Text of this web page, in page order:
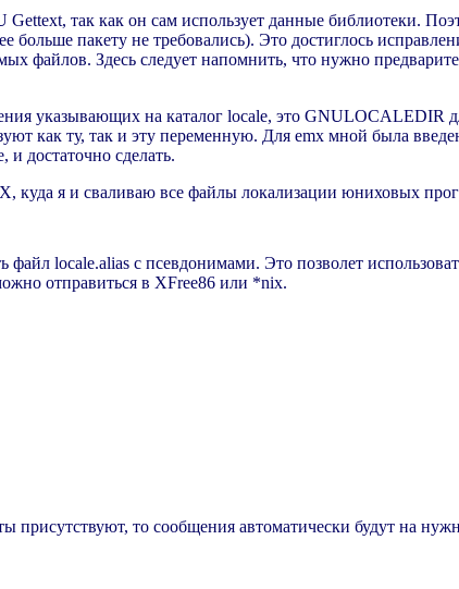
так как он сам использует данные библиотеки.
больше пакету не требовались). Это достиглось
файлов. Здесь следует напомнить, что нужно
указывающих на каталог locale, это GNULOCALEDIR
как ту, так и эту переменную. Для emx мной была
достаточно сделать.
я и сваливаю все файлы локализации юниховых
locale.alias с псевдонимами. Это позволет
отправиться в XFree86 или *nix.
присутствуют, то сообщения автоматически будут на